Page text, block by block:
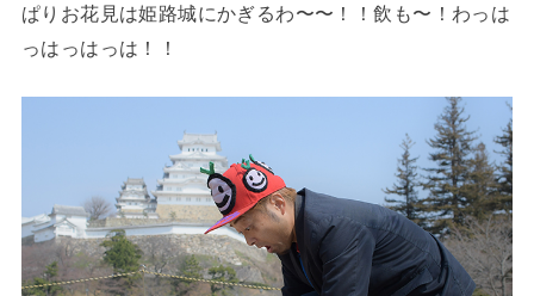
ぱりお花見は姫路城にかぎるわ〜〜！！飲も〜！わっは
っはっはっは！！